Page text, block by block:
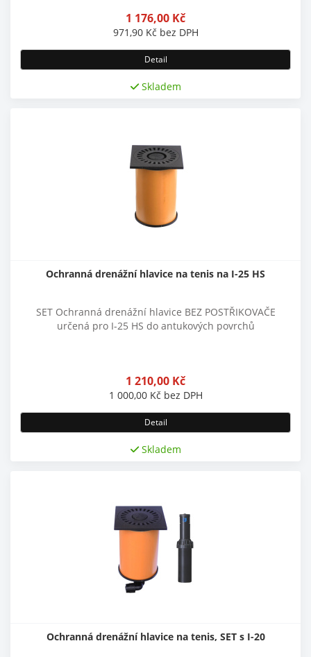
1 176,00 Kč
971,90 Kč bez DPH
Detail
Skladem
Ochranná drenážní hlavice na tenis na I-25 HS
SET Ochranná drenážní hlavice BEZ POSTŘIKOVAČE
určená pro I-25 HS do antukových povrchů
1 210,00 Kč
1 000,00 Kč bez DPH
Detail
Skladem
Ochranná drenážní hlavice na tenis, SET s I-20